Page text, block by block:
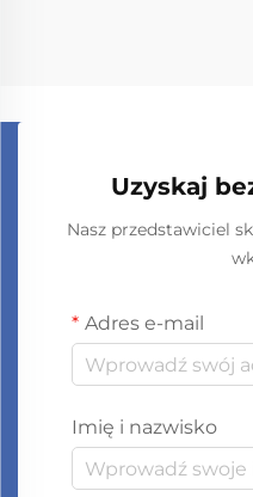
Uzyskaj
Nasz przedstawiciel
Adres e-mail
Imię i nazwisko